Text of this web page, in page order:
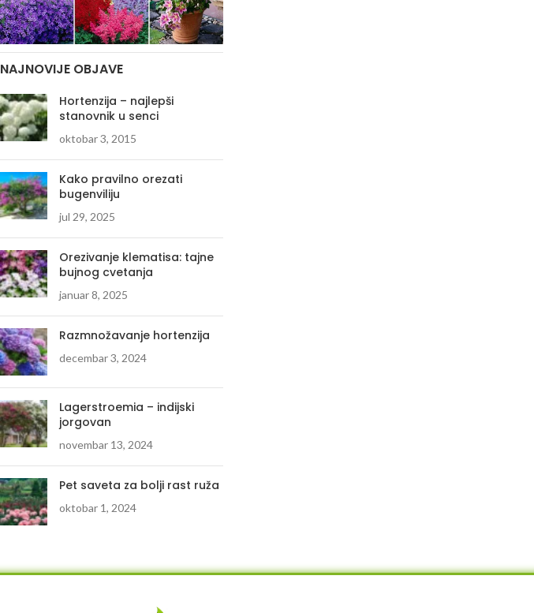
NAJNOVIJE OBJAVE
Hortenzija – najlepši
stanovnik u senci
oktobar 3, 2015
Kako pravilno orezati
bugenviliju
jul 29, 2025
Orezivanje klematisa: tajne
bujnog cvetanja
januar 8, 2025
Razmnožavanje hortenzija
decembar 3, 2024
Lagerstroemia – indijski
jorgovan
novembar 13, 2024
Pet saveta za bolji rast ruža
oktobar 1, 2024